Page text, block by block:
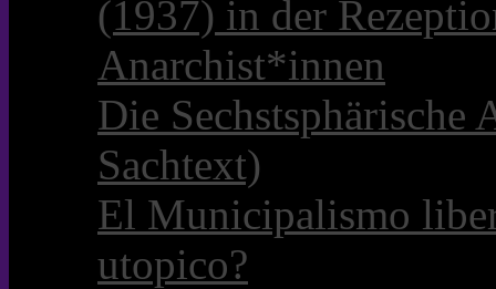
(1937) in der
Anarchist*innen
Die Sechstsphärische
Sachtext)
El Municipalismo
utopico?